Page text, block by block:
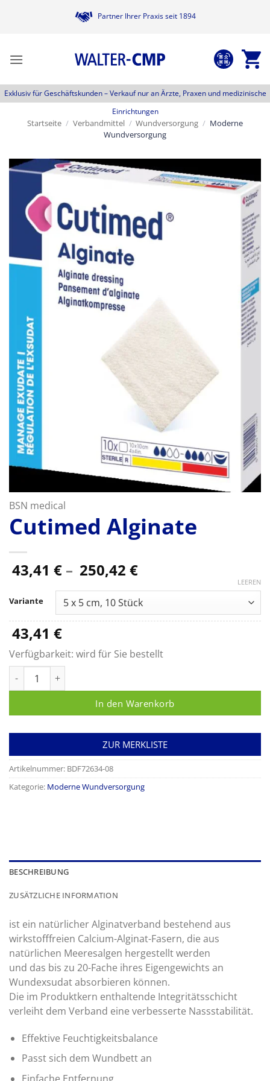
Partner Ihrer Praxis seit 1894
Exklusiv für Geschäftskunden –Verkauf nur an Ärzte, Praxen und medizinische
Einrichtungen
Startseite / Verbandmittel / Wundversorgung / Moderne
Wundversorgung
BSN medical
Cutimed Alginate
43,41 € – 250,42 €Preisspanne:
bis
250,42 €
Variante
LEEREN
43,41 €
Verfügbarkeit: wird für Sie bestellt
In den Warenkorb
ZUR MERKLISTE
Artikelnummer: BDF72634-08
Kategorie: Moderne Wundversorgung
BESCHREIBUNG
ZUSÄTZLICHE INFORMATION
ist ein natürlicher Alginatverband bestehend aus
wirkstofffreien Calcium-Alginat-Fasern, die aus
natürlichen Meeresalgen hergestellt werden
und das bis zu 20-Fache ihres Eigengewichts an
Wundexsudat absorbieren können.
Die im Produktkern enthaltende Integritätsschicht
verleiht dem Verband eine verbesserte Nassstabilität.
Effektive Feuchtigkeitsbalance
Passt sich dem Wundbett an